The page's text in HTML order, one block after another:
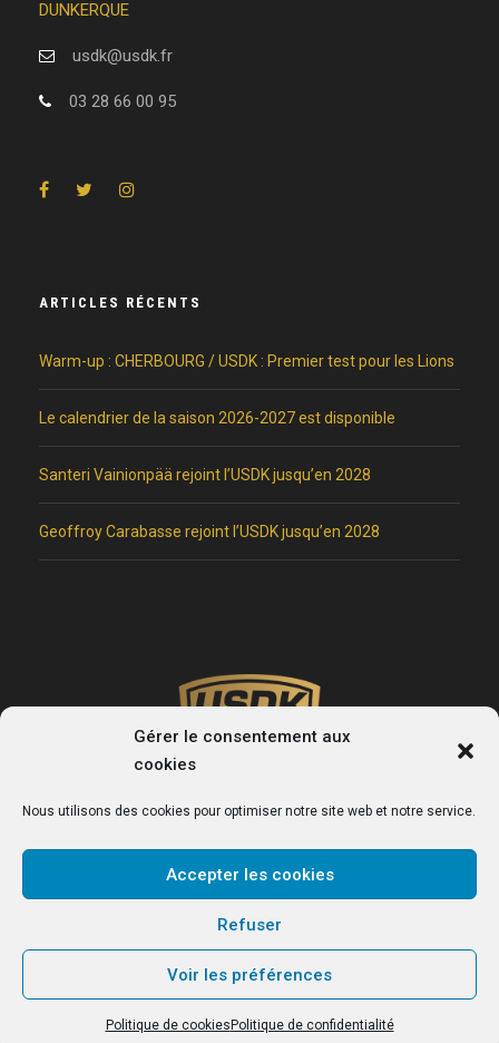
Gérer le consentement aux
cookies
Nous utilisons des cookies pour optimiser notre site web et notre service.
Accepter les cookies
Refuser
Voir les préférences
Politique de cookies Politique de confidentialité
DUNKERQUE
usdk@usdk.fr
03 28 66 00 95
ARTICLES RÉCENTS
Warm-up : CHERBOURG / USDK : Premier test pour les Lions
Le calendrier de la saison 2026-2027 est disponible
Santeri Vainionpää rejoint l’USDK jusqu’en 2028
Geoffroy Carabasse rejoint l’USDK jusqu’en 2028
USDK